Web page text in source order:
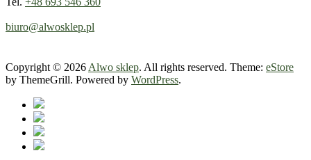
biuro@alwosklep.pl
Copyright © 2026 Alwo sklep. All rights reserved. Theme: eStore
by ThemeGrill. Powered by WordPress.